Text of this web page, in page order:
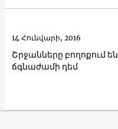
Շրջանները բողոքում են
ճգնաժամի դեմ
14 Հունվարի, 2016